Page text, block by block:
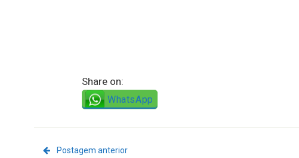
Share on:
WhatsApp
Postagem anterior